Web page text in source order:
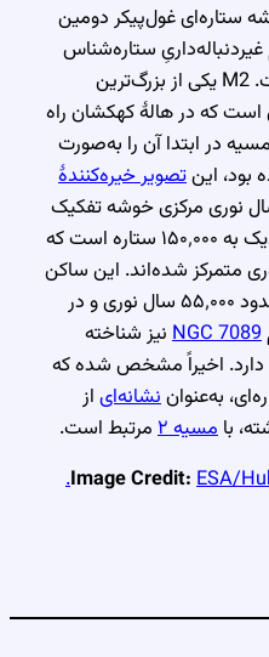
ستاره‌ای غول‌پیکر دومین
ستاره‌شناس
قرن هجدهم، شارل مسیه، است. M2 یکی از بزرگ‌ترین
که در هالهٔ کهکشان راه
در ابتدا آن را به‌صورت
اینتصویر خیره‌کنندهٔ
را در سراسر ۴۰ سال نوری مرکزی خوشه تفکیک
نزدیک به ۱۵۰٬۰۰۰ ستاره است که
حدود ۱۷۵ سال نوری متمرکز شده‌اند. این ساکن
کهن‌سال راه شیری، در فاصلهٔ حدود ۵۵٬۰۰۰ سال نوری و در
NGC 7089نیز شناخته
قدمت دارد. اخیراً مشخص شده که
به‌عنواننشانه‌ایاز
بامسیه ۲ مرتبط است.
Image Credit:ESA/